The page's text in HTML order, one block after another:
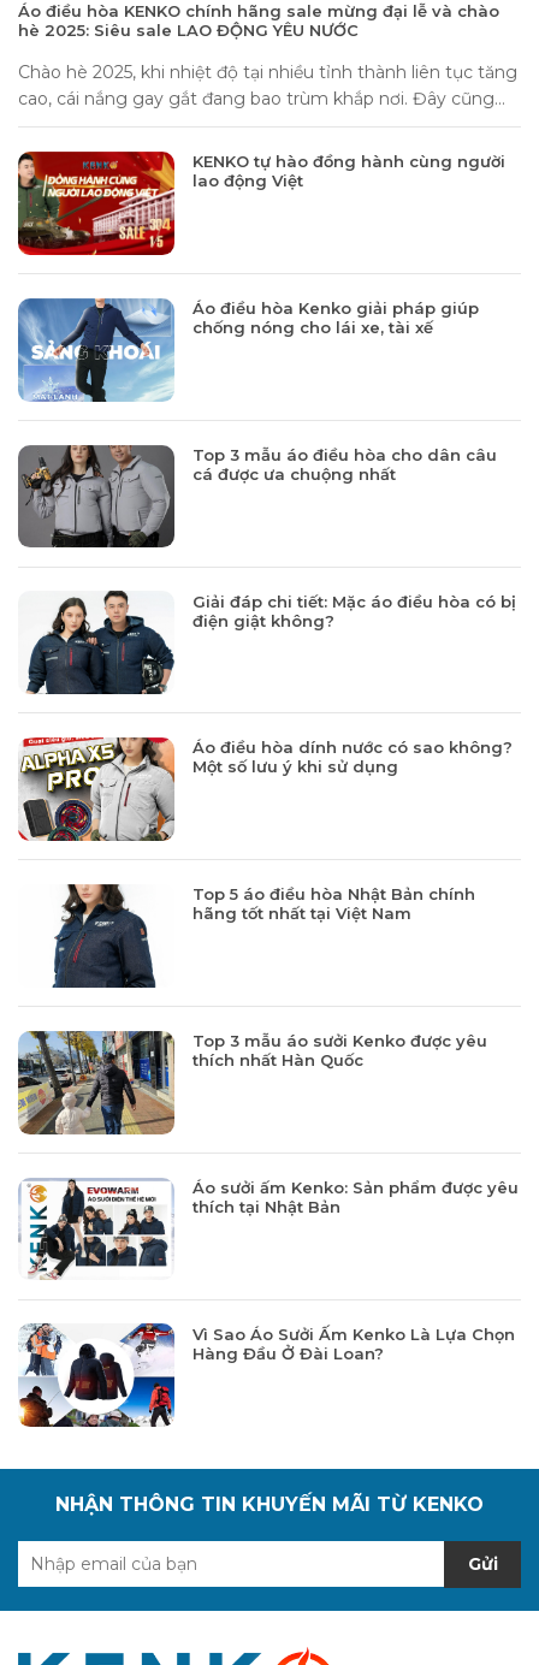
Áo điều hòa KENKO chính hãng sale mừng đại lễ và chào
hè 2025: Siêu sale LAO ĐỘNG YÊU NƯỚC
Chào hè 2025, khi nhiệt độ tại nhiều tỉnh thành liên tục tăng
cao, cái nắng gay gắt đang bao trùm khắp nơi. Đây cũng...
KENKO tự hào đồng hành cùng người
lao động Việt
Áo điều hòa Kenko giải pháp giúp
chống nóng cho lái xe, tài xế
Top 3 mẫu áo điều hòa cho dân câu
cá được ưa chuộng nhất
Giải đáp chi tiết: Mặc áo điều hòa có bị
điện giật không?
Áo điều hòa dính nước có sao không?
Một số lưu ý khi sử dụng
Top 5 áo điều hòa Nhật Bản chính
hãng tốt nhất tại Việt Nam
Top 3 mẫu áo sưởi Kenko được yêu
thích nhất Hàn Quốc
Áo sưởi ấm Kenko: Sản phẩm được yêu
thích tại Nhật Bản
Vì Sao Áo Sưởi Ấm Kenko Là Lựa Chọn
Hàng Đầu Ở Đài Loan?
NHẬN THÔNG TIN KHUYẾN MÃI TỪ KENKO
Gửi